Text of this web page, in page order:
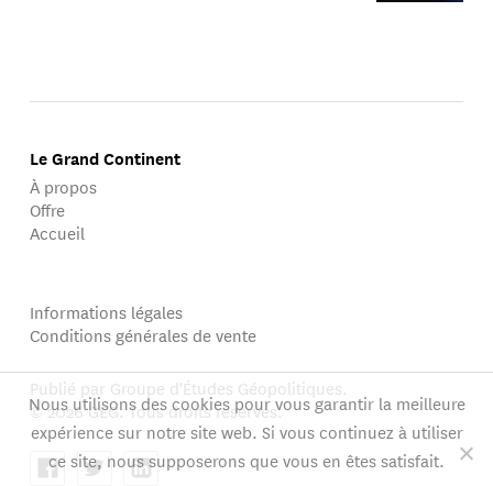
Le Grand Continent
À propos
Offre
Accueil
Informations légales
Conditions générales de vente
Publié par Groupe d'Études Géopolitiques.
© 2026 GEG. Tous droits réservés.
Nous utilisons des cookies pour vous garantir la meilleure
expérience sur notre site web. Si vous continuez à utiliser
ce site, nous supposerons que vous en êtes satisfait.